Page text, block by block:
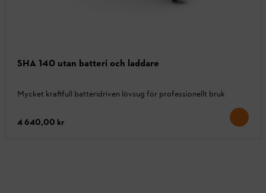
SHA 140 utan batteri och laddare
Mycket kraftfull batteridriven lövsug för professionellt bruk
4 640,00 kr